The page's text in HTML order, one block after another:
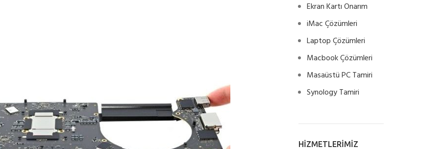
Ekran Kartı Onarım
iMac Çözümleri
Laptop Çözümleri
Macbook Çözümleri
Masaüstü PC Tamiri
Synology Tamiri
HİZMETLERİMİZ